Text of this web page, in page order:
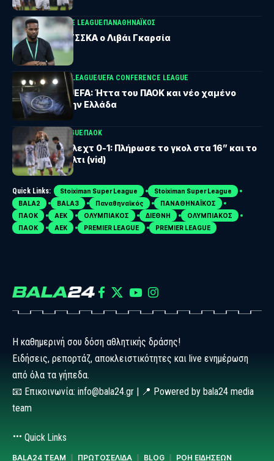
UEFA CONFERENCE LEAGUEΠΑΝΑΘΗΝΑΪΚΟΣ
Έτοιμος για ΤΣΣΚΑ ο Λιβάι Γκαρσία
UEFA CHAMPIONS LEAGUEUEFA CONFERENCE LEAGUE
Βαθμολογία UEFA: Ήττα του ΠΑΟΚ και νέο χαμένο
έδαφος για την Ελλάδα
UEFA EUROPA LEAGUEΠΑΟΚ
ΠΑΟΚ – Άντερλεχτ 0-1: Πλήρωσε το γκολ στα 16” και το
χαμένο πέναλτι (vid)
Quick Links: Stoiximan Super League
Stoiximan Super League
BALA2
BALA3 Παναθηναϊκός
ΠΑΝΑΘΗΝΑΪΚΟΣ
ΠΑΟΚ
ΑΕΚ ΟΛΥΜΠΙΑΚΟΣ ΔΙΕΘΝΗ
ΟΛΥΜΠΙΑΚΟΣ
ΠΑΟΚ
ΑΕΚ PREMIER LEAGUE PREMIER LEAGUE
Η καθημερινή σου δόση αθλητικής δράσης!
Ειδήσεις, ρεπορτάζ, αποκλειστικότητες και live ενημέρωση
από όλα τα γήπεδα.
📧 Επικοινωνία: info@bala24.gr | 📍 Powered by bala24 media
team
Quick Links
BALA24 TEAM ΠΡΩΤΟΣΕΛΙΔΑ BLOG ΡΟΗ ΕΙΔΗΣΕΩΝ